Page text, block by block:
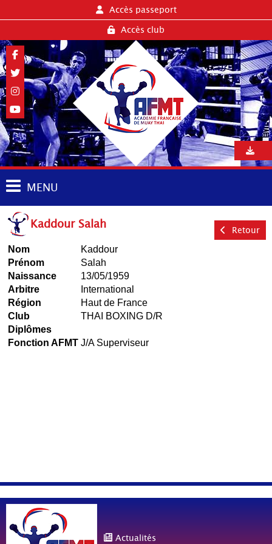
Accès passeport
Accès club
MENU
Kaddour Salah Retour
Nom
Kaddour
Prénom
Salah
Naissance
13/05/1959
Arbitre
International
Région
Haut de France
Club
THAI BOXING D/R
Diplômes
Fonction AFMT J/A Superviseur
Actualités